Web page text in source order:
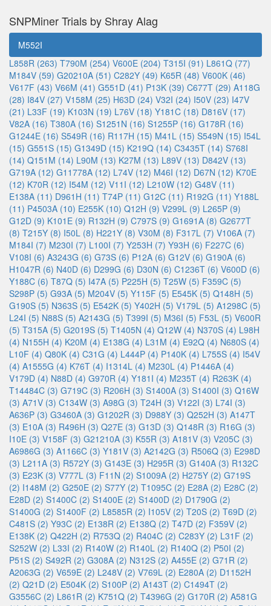
SNPMiner Trials by Shray Alag
M552I
L858R (263) T790M (254) V600E (204) T315I (91) L861Q (77)
M184V (59) G20210A (51) C282Y (49) K65R (48) V600K (46)
V617F (43) V66M (41) G551D (41) P13K (39) C677T (29) A118G
(28) I84V (27) V158M (25) H63D (24) V32I (24) I50V (23) I47V
(21) L33F (19) K103N (19) L76V (18) Y181C (18) D816V (17)
V82A (16) T380A (16) S1251N (16) S1255P (16) G178R (16)
G1244E (16) S549R (16) R117H (15) M41L (15) S549N (15) I54L
(15) G551S (15) G1349D (15) K219Q (14) C3435T (14) S768I
(14) Q151M (14) L90M (13) K27M (13) L89V (13) D842V (13)
G719A (12) G11778A (12) L74V (12) M46I (12) D67N (12) K70E
(12) K70R (12) I54M (12) V11I (12) L210W (12) G48V (11)
E138A (11) D961H (11) T74P (11) G12C (11) R192G (11) Y188L
(11) P4503A (10) E255K (10) Q12H (9) V299L (9) L265P (9)
G12D (9) K101E (9) R132H (9) C797S (9) G1691A (8) G2677T
(8) T215Y (8) I50L (8) H221Y (8) V30M (8) F317L (7) V106A (7)
M184I (7) M230I (7) L100I (7) Y253H (7) Y93H (6) F227C (6)
V108I (6) A3243G (6) G73S (6) P12A (6) G12V (6) G190A (6)
H1047R (6) N40D (6) D299G (6) D30N (6) C1236T (6) V600D (6)
Y188C (6) T87Q (5) I47A (5) P225H (5) T25W (5) F359C (5)
S298P (5) G93A (5) M204V (5) Y115F (5) E545K (5) Q148H (5)
G190S (5) N363S (5) E542K (5) Y402H (5) V179L (5) A1298C (5)
L24I (5) N88S (5) A2143G (5) T399I (5) M36I (5) F53L (5) V600R
(5) T315A (5) G2019S (5) T1405N (4) Q12W (4) N370S (4) L98H
(4) N155H (4) K20M (4) E138G (4) L31M (4) E92Q (4) N680S (4)
L10F (4) Q80K (4) C31G (4) L444P (4) P140K (4) L755S (4) I54V
(4) A1555G (4) K76T (4) I1314L (4) M230L (4) P1446A (4)
V179D (4) N88D (4) G970R (4) Y181I (4) M235T (4) R263K (4)
T14484C (3) G719C (3) R206H (3) S1400A (3) S1400I (3) Q16W
(3) A71V (3) C134W (3) A98G (3) T24H (3) V122I (3) L74I (3)
A636P (3) G3460A (3) G1202R (3) D988Y (3) Q252H (3) A147T
(3) E10A (3) R496H (3) Q27E (3) G13D (3) Q148R (3) R16G (3)
I10E (3) V158F (3) G21210A (3) K55R (3) A181V (3) V205C (3)
A6986G (3) A1166C (3) Y181V (3) A2142G (3) R506Q (3) E298D
(3) L211A (3) R572Y (3) G143E (3) H295R (3) G140A (3) R132C
(3) E23K (3) V777L (3) F11N (2) S1009A (2) H275Y (2) G719S
(2) I148M (2) G250E (2) S77Y (2) T1095C (2) E28A (2) E28C (2)
E28D (2) S1400C (2) S1400E (2) S1400D (2) D1790G (2)
S1400G (2) S1400F (2) L8585R (2) I105V (2) T20S (2) T69D (2)
C481S (2) Y93C (2) E138R (2) E138Q (2) T47D (2) F359V (2)
E138K (2) Q422H (2) R753Q (2) R404C (2) C283Y (2) L31F (2)
S252W (2) L33I (2) R140W (2) R140L (2) R140Q (2) P50I (2)
P51S (2) S492R (2) G308A (2) N312S (2) A455E (2) G71R (2)
A2063G (2) V659E (2) L248V (2) V769L (2) E280A (2) D1152H
(2) Q21D (2) E504K (2) S100P (2) A143T (2) C1494T (2)
G3556C (2) L861R (2) K751Q (2) T4396G (2) G170R (2) A581G